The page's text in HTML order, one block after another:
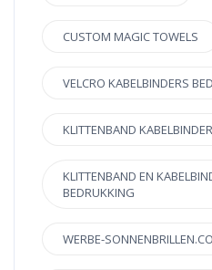
CUSTOM MAGIC TOWELS
VELCRO KABELBINDERS
KLITTENBAND
KLITTENBAND EN
BEDRUKKING
WERBE-